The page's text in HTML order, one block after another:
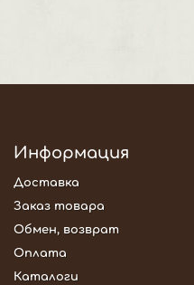
Информация
Доставка
Заказ товара
Обмен, возврат
Оплата
Каталоги